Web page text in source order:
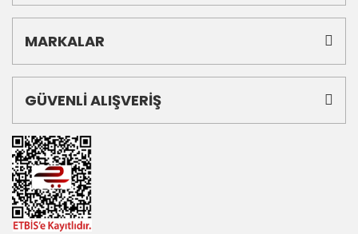
MARKALAR
GÜVENLİ ALIŞVERİŞ